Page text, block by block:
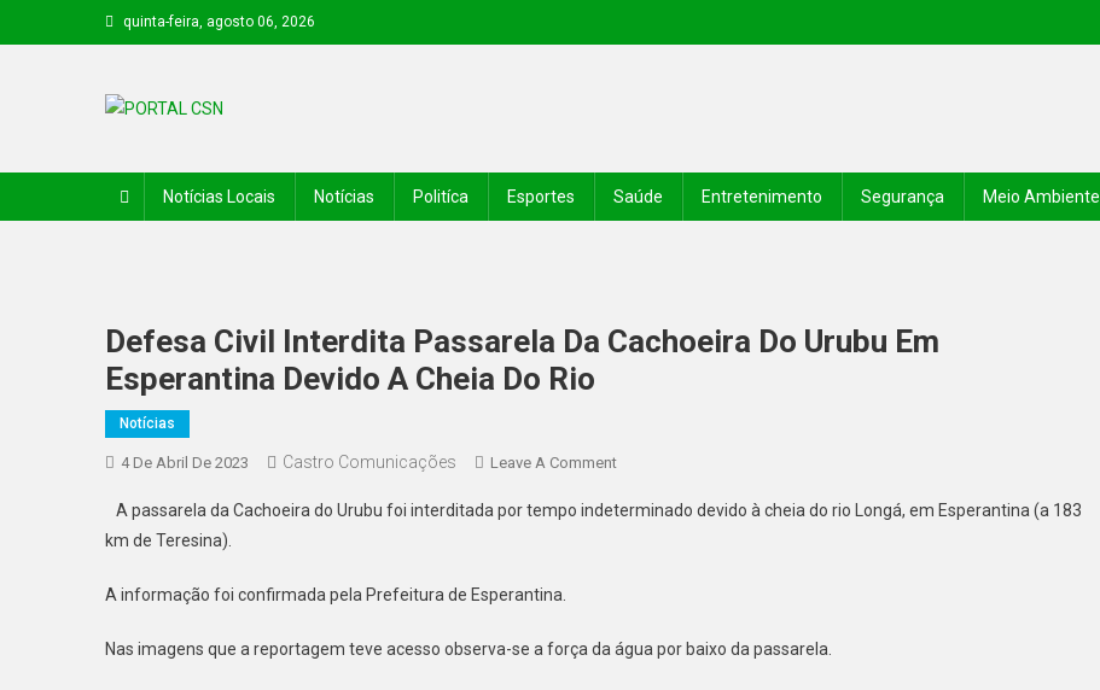
quinta-feira, agosto 06, 2026
Notícias Locais Notícias Politíca Esportes Saúde Entretenimento Segurança Meio Ambiente
Defesa Civil Interdita Passarela Da Cachoeira Do Urubu Em
Esperantina Devido A Cheia Do Rio
Notícias
4 De Abril De 2023 Castro Comunicações Leave A Comment
A passarela da Cachoeira do Urubu foi interditada por tempo indeterminado devido à cheia do rio Longá, em Esperantina (a 183
km de Teresina).
A informação foi confirmada pela Prefeitura de Esperantina.
Nas imagens que a reportagem teve acesso observa-se a força da água por baixo da passarela.